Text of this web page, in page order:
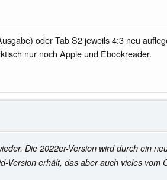
oder Tab S2 jeweils 4:3 neu
nur noch Apple und Ebookreader.
Die 2022er-Version wird durch ein
Version erhält, das aber auch vieles vom